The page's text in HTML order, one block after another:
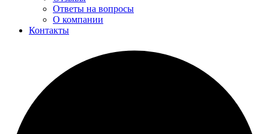
Ответы на вопросы
О компании
Контакты